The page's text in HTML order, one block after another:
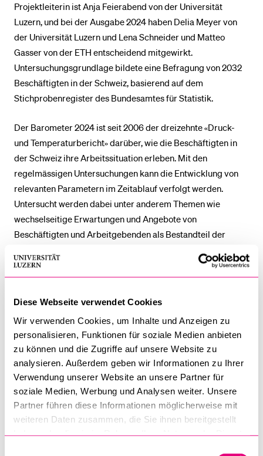
Diese Webseite verwendet Cookies
Wir verwenden Cookies, um Inhalte und Anzeigen zu
personalisieren, Funktionen für soziale Medien anbieten
zu können und die Zugriffe auf unsere Website zu
analysieren. Außerdem geben wir Informationen zu Ihrer
Verwendung unserer Website an unsere Partner für
soziale Medien, Werbung und Analysen weiter. Unsere
Partner führen diese Informationen möglicherweise mit
weiteren Daten zusammen, die Sie ihnen bereitgestellt
Projektleiterin ist Anja Feierabend von der Universität
Luzern, und bei der Ausgabe 2024 haben Delia Meyer von
der Universität Luzern und Lena Schneider und Matteo
Gasser von der ETH entscheidend mitgewirkt.
Untersuchungsgrundlage bildete eine Befragung von 2032
Beschäftigten in der Schweiz, basierend auf dem
Stichprobenregister des Bundesamtes für Statistik.
Der Barometer 2024 ist seit 2006 der dreizehnte «Druck-
und Temperaturbericht» darüber, wie die Beschäftigten in
der Schweiz ihre Arbeitssituation erleben. Mit den
regelmässigen Untersuchungen kann die Entwicklung von
relevanten Parametern im Zeitablauf verfolgt werden.
Untersucht werden dabei unter anderem Themen wie
wechselseitige Erwartungen und Angebote von
Beschäftigten und Arbeitgebenden als Bestandteil der
Human-Resource-Managements wie Arbeitsgestaltung und
Personalentwicklung sowie -führung, Arbeitszufriedenheit,
Schwerpunktthema. Zwischen 2006 und heute waren dies
«Psychologischer Vertrag und Karriereorientierungen»,
«Psychologischer Vertrag und Arbeitsplatz(un)sicherheit»,
«Lohnzufriedenheit und psychologischer Vertrag», «Mobilität
und Arbeitgeberattraktivität», «Arbeitsflexibilität und
Familie», «Unsicherheit und Vertrauen», «Fehlverhalten und
Courage», «Arbeitserleben und Job Crafting», «Loyalität und
Zynismus», «Integration und Diskriminierung»,